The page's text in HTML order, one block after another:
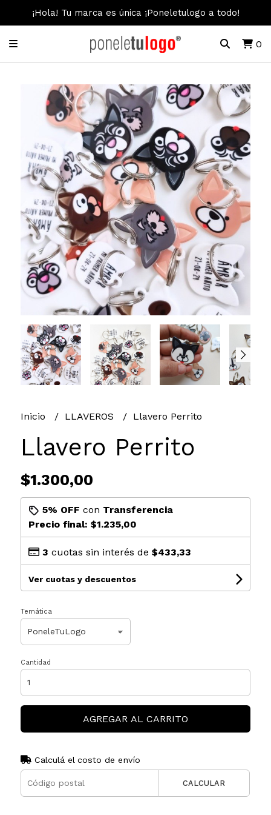
¡Hola! Tu marca es única ¡Poneletulogo a todo!
0
Inicio LLAVEROS Llavero Perrito
Llavero Perrito
$1.300,00
5% OFF con Transferencia
Precio final: $1.235,00
3 cuotas sin interés de $433,33
Ver cuotas y descuentos
Temática
Cantidad
AGREGAR AL CARRITO
Calculá el costo de envío
CALCULAR